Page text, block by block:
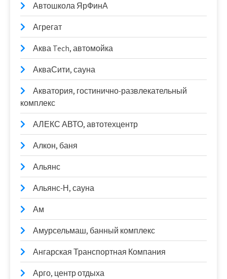
Автошкола ЯрФинА
Агрегат
Аква Tech, автомойка
АкваСити, сауна
Акватория, гостинично-развлекательный
комплекс
АЛЕКС АВТО, автотехцентр
Алкон, баня
Альянс
Альянс-Н, сауна
Ам
Амурсельмаш, банный комплекс
Ангарская Транспортная Компания
Арго, центр отдыха